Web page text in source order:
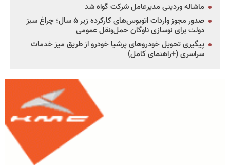
ماشاله وردینی مدیرعامل شرکت گواه شد
صدور مجوز واردات اتوبوس‌های کارکرده زیر ۵ سال؛ چراغ سبز
دولت برای نوسازی ناوگان حمل‌ونقل عمومی
پیگیری تحویل خودروهای پرشیا خودرو از طریق میز خدمات
سراسری (+راهنمای کامل)